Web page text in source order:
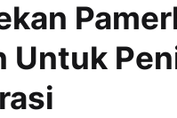
Untuk